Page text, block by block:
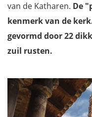
van de Katharen. De
kenmerk van de
gevormd door 22
zuil rusten.